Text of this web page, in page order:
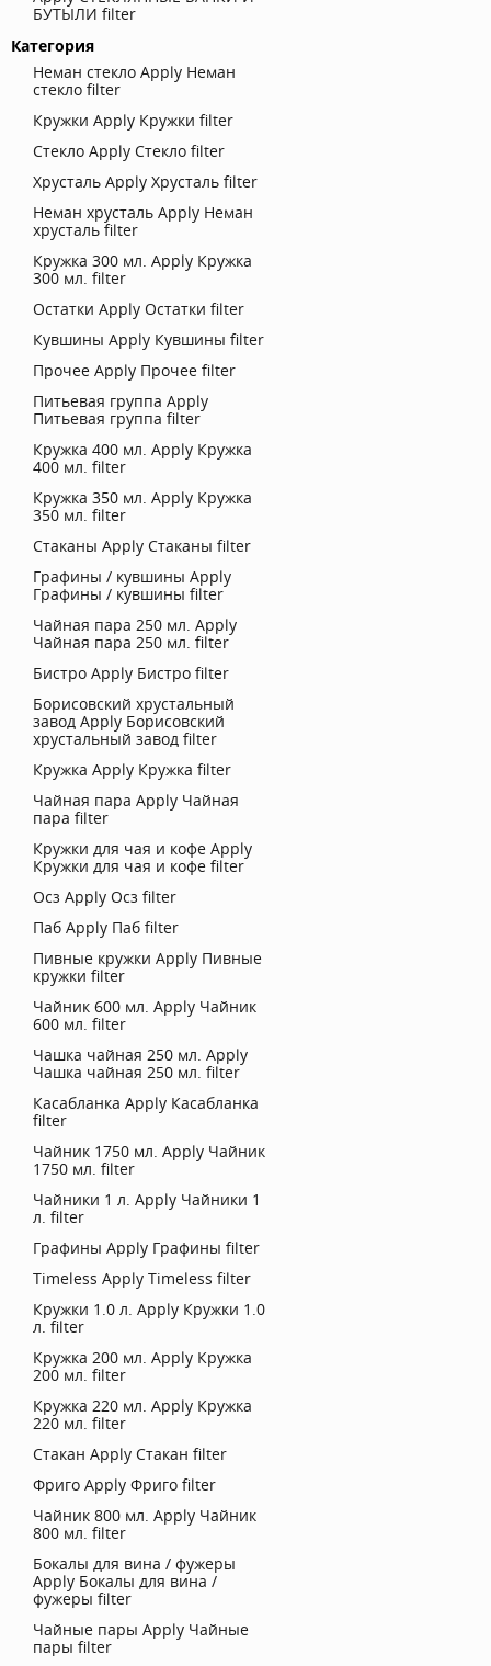
БУТЫЛИ filter
Категория
Неман стекло Apply Неман
стекло filter
Кружки Apply Кружки filter
Стекло Apply Стекло filter
Хрусталь Apply Хрусталь filter
Неман хрусталь Apply Неман
хрусталь filter
Кружка 300 мл. Apply Кружка
300 мл. filter
Остатки Apply Остатки filter
Кувшины Apply Кувшины filter
Прочее Apply Прочее filter
Питьевая группа Apply
Питьевая группа filter
Кружка 400 мл. Apply Кружка
400 мл. filter
Кружка 350 мл. Apply Кружка
350 мл. filter
Стаканы Apply Стаканы filter
Графины / кувшины Apply
Графины / кувшины filter
Чайная пара 250 мл. Apply
Чайная пара 250 мл. filter
Бистро Apply Бистро filter
Борисовский хрустальный
завод Apply Борисовский
хрустальный завод filter
Кружка Apply Кружка filter
Чайная пара Apply Чайная
пара filter
Кружки для чая и кофе Apply
Кружки для чая и кофе filter
Осз Apply Осз filter
Паб Apply Паб filter
Пивные кружки Apply Пивные
кружки filter
Чайник 600 мл. Apply Чайник
600 мл. filter
Чашка чайная 250 мл. Apply
Чашка чайная 250 мл. filter
Касабланка Apply Касабланка
filter
Чайник 1750 мл. Apply Чайник
1750 мл. filter
Чайники 1 л. Apply Чайники 1
л. filter
Графины Apply Графины filter
Timeless Apply Timeless filter
Кружки 1.0 л. Apply Кружки 1.0
л. filter
Кружка 200 мл. Apply Кружка
200 мл. filter
Кружка 220 мл. Apply Кружка
220 мл. filter
Стакан Apply Стакан filter
Фриго Apply Фриго filter
Чайник 800 мл. Apply Чайник
800 мл. filter
Бокалы для вина / фужеры
Apply Бокалы для вина /
фужеры filter
Чайные пары Apply Чайные
пары filter